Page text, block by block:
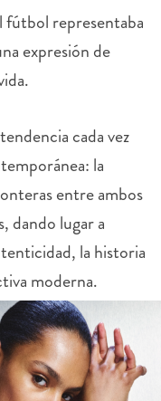
expresión de
cada vez
la
entre ambos
dando lugar a
la historia
moderna.